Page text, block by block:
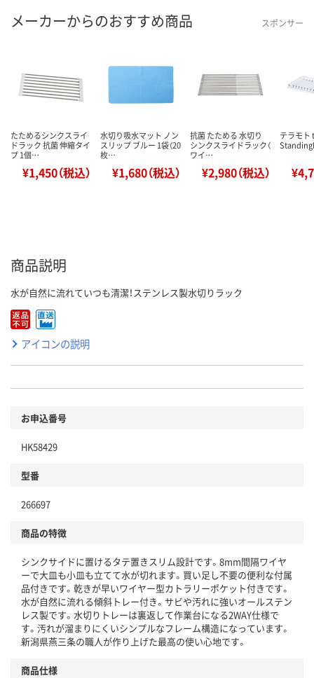
メーカーからのおすすめ商品 スポンサー
たためるシンクスライ
ドラック 抗菌 伸縮タイ
プ 1個…
¥1,450（税込）
水切り吸水マット ノン
スリップ ブルー 1袋（20
枚…
¥1,680（税込）
抗菌 たためる 水切り
シンクスライドラック（
ワイ…
¥2,980（税込）
テラモト
商品説明
水が自然に流れていつも清潔！ステンレス製水切りラック
アイコンの説明
お申込番号
HK58429
型番
266697
商品の特徴
シンクサイドに置けるタテ置きスリム設計です。8mm間隔ワイヤ
ーで大皿も小皿も立てて水が切れます。買い足し不要の便利な付属
品付きです。乾きが早いワイヤー型カトラリーポケット付きです。
水が自然に流れる傾斜トレー付き。サビや汚れに強いオールステン
レス製です。水切りトレーは裏返して作業台になる2WAY仕様で
す。汚れが溜まりにくいシンプルなフレーム構造になっています。
新潟県燕三条の職人が作り上げた最高の使い心地です。
商品仕様